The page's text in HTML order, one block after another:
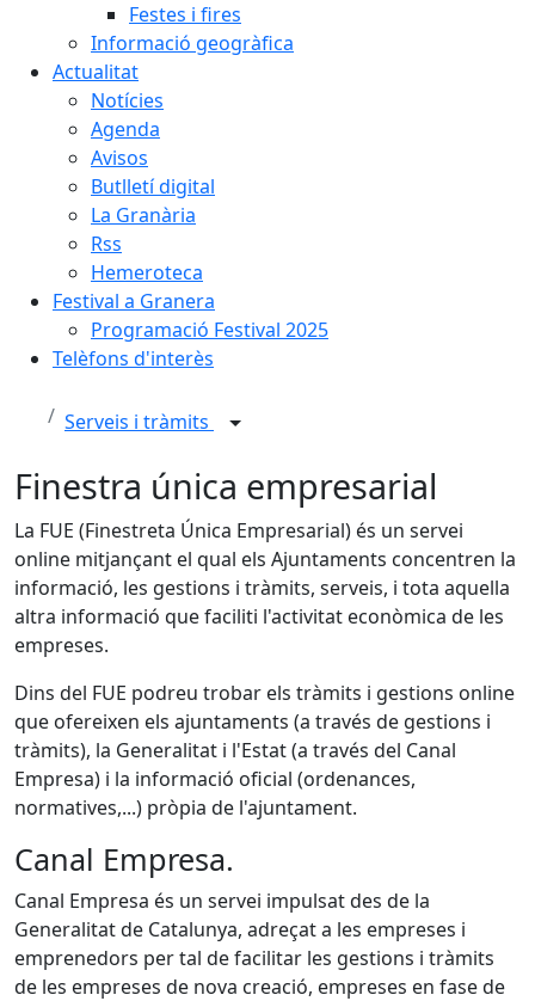
Festes i fires
Informació geogràfica
Actualitat
Notícies
Agenda
Avisos
Butlletí digital
La Granària
Rss
Hemeroteca
Festival a Granera
Programació Festival 2025
Telèfons d'interès
Serveis i tràmits
Finestra única empresarial
La FUE (Finestreta Única Empresarial) és un servei
online mitjançant el qual els Ajuntaments concentren la
informació, les gestions i tràmits, serveis, i tota aquella
altra informació que faciliti l'activitat econòmica de les
empreses.
Dins del FUE podreu trobar els tràmits i gestions online
que ofereixen els ajuntaments (a través de gestions i
tràmits), la Generalitat i l'Estat (a través del Canal
Empresa) i la informació oficial (ordenances,
normatives,...) pròpia de l'ajuntament.
Canal Empresa.
Canal Empresa és un servei impulsat des de la
Generalitat de Catalunya, adreçat a les empreses i
emprenedors per tal de facilitar les gestions i tràmits
de les empreses de nova creació, empreses en fase de